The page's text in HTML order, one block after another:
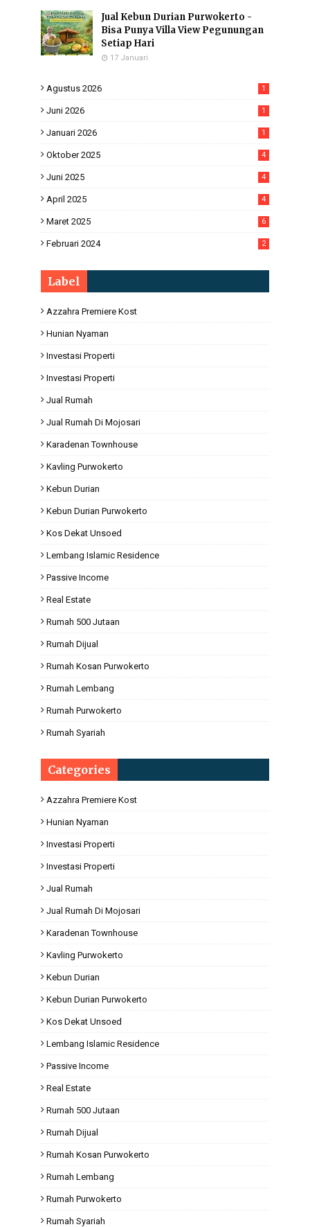
Jual Kebun Durian Purwokerto -
Bisa Punya Villa View Pegunungan
Setiap Hari
17 Januari
Agustus 2026 1
Juni 2026 1
Januari 2026 1
Oktober 2025 4
Juni 2025 4
April 2025 4
Maret 2025 6
Februari 2024 2
Label
Azzahra Premiere Kost
Hunian Nyaman
Investasi Properti
Investasi Properti
Jual Rumah
Jual Rumah Di Mojosari
Karadenan Townhouse
Kavling Purwokerto
Kebun Durian
Kebun Durian Purwokerto
Kos Dekat Unsoed
Lembang Islamic Residence
Passive Income
Real Estate
Rumah 500 Jutaan
Rumah Dijual
Rumah Kosan Purwokerto
Rumah Lembang
Rumah Purwokerto
Rumah Syariah
Categories
Azzahra Premiere Kost
Hunian Nyaman
Investasi Properti
Investasi Properti
Jual Rumah
Jual Rumah Di Mojosari
Karadenan Townhouse
Kavling Purwokerto
Kebun Durian
Kebun Durian Purwokerto
Kos Dekat Unsoed
Lembang Islamic Residence
Passive Income
Real Estate
Rumah 500 Jutaan
Rumah Dijual
Rumah Kosan Purwokerto
Rumah Lembang
Rumah Purwokerto
Rumah Syariah